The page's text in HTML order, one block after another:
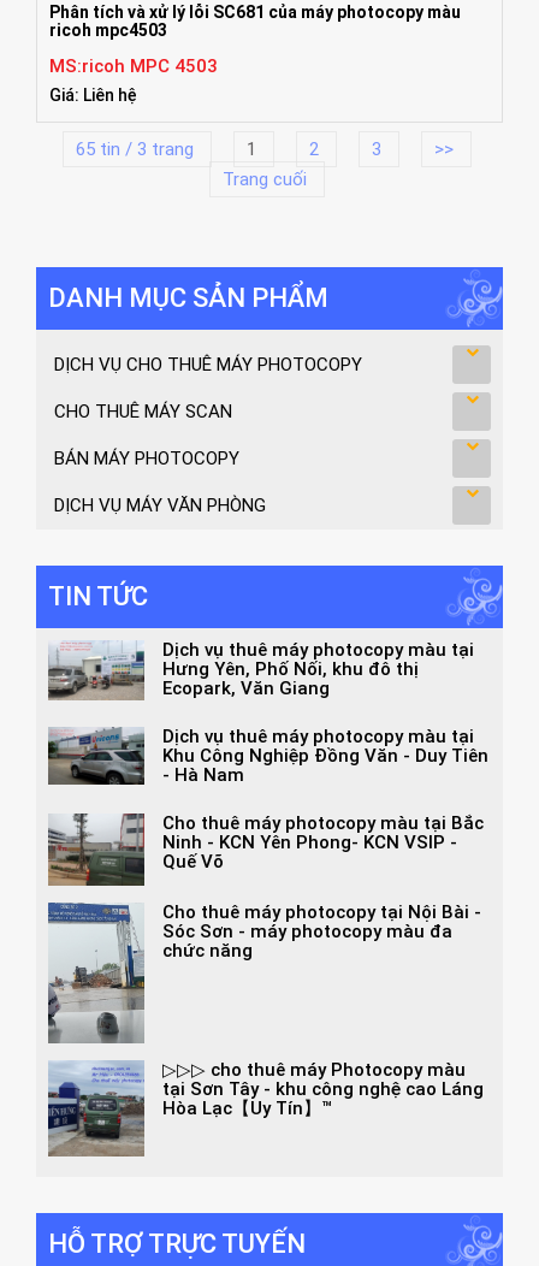
Phân tích và xử lý lỗi SC681 của máy photocopy màu
ricoh mpc4503
MS:ricoh MPC 4503
Giá: Liên hệ
65 tin / 3 trang 1 2 3
>>
Trang cuối
DANH MỤC SẢN PHẨM
DỊCH VỤ CHO THUÊ MÁY PHOTOCOPY
CHO THUÊ MÁY SCAN
BÁN MÁY PHOTOCOPY
DỊCH VỤ MÁY VĂN PHÒNG
TIN TỨC
Dịch vụ thuê máy photocopy màu tại
Hưng Yên, Phố Nối, khu đô thị
Ecopark, Văn Giang
Dịch vụ thuê máy photocopy màu tại
Khu Công Nghiệp Đồng Văn - Duy Tiên
- Hà Nam
Cho thuê máy photocopy màu tại Bắc
Ninh - KCN Yên Phong- KCN VSIP -
Quế Võ
Cho thuê máy photocopy tại Nội Bài -
Sóc Sơn - máy photocopy màu đa
chức năng
▷▷▷ cho thuê máy Photocopy màu
tại Sơn Tây - khu công nghệ cao Láng
Hòa Lạc【Uy Tín】™
HỖ TRỢ TRỰC TUYẾN